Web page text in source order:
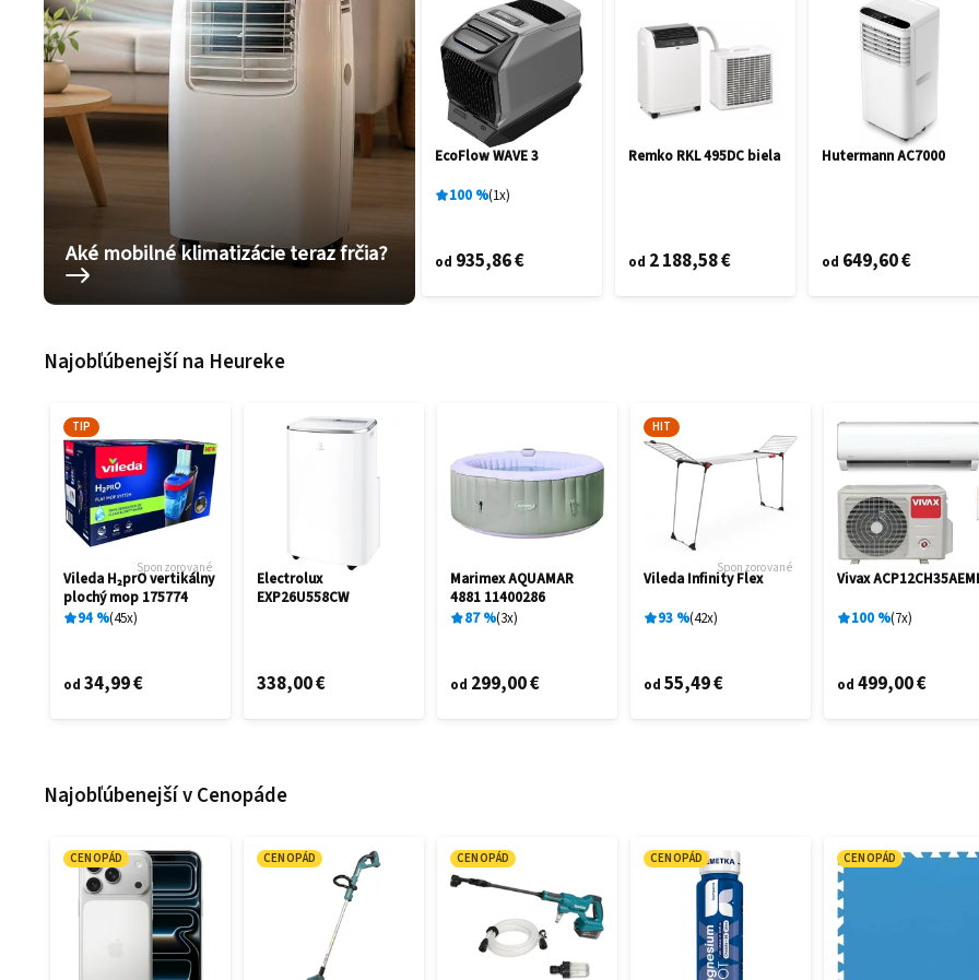
Aké mobilné klimatizácie teraz frčia?
EcoFlow WAVE 3
100 % 1x
od 935,86 €
Remko RKL 495DC biela
od 2 188,58 €
Hutermann AC7000
od 649,60 €
Najobľúbenejší na Heureke
TIP
Sponzorované
Vileda H₂prO vertikálny
plochý mop 175774
94% 45x
od 34,99 €
Electrolux
EXP26U558CW
338,00 €
Marimex AQUAMAR
4881 11400286
87% 3x
od 299,00 €
HIT
Sponzorované
Vileda Infinity Flex
93 % 42x
od 55,49 €
Vivax ACP12CH35AEMI
100 % 7x
od 499,00 €
Najobľúbenejší v Cenopáde
CENOPÁD CENOPÁD CENOPÁD CENOPÁD CENOPÁD